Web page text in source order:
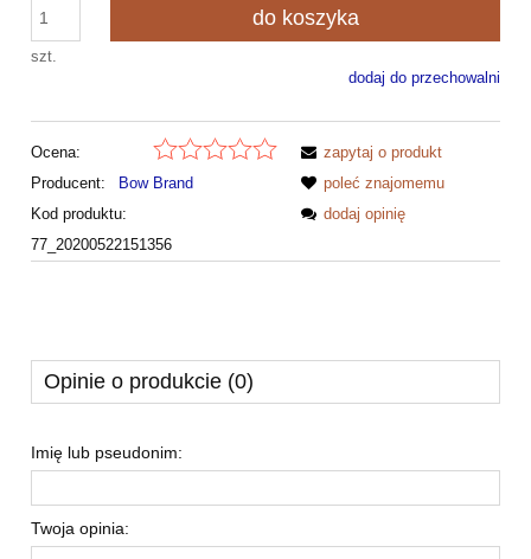
szt.
do koszyka
dodaj do przechowalni
Ocena:
Producent:
Bow Brand
Kod produktu:
77_20200522151356
zapytaj o produkt
poleć znajomemu
dodaj opinię
Opinie o produkcie (0)
Imię lub pseudonim:
Twoja opinia: